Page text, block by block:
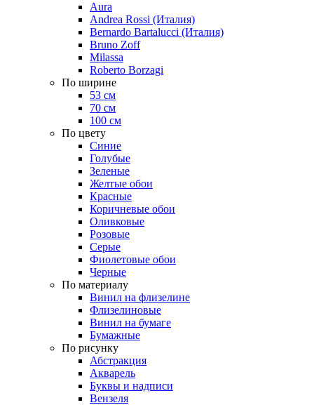
Aura
Andrea Rossi (Италия)
Bernardo Bartalucci (Италия)
Bruno Zoff
Milassa
Roberto Borzagi
По ширине
53 см
70 см
100 см
По цвету
Синие
Голубые
Зеленые
Желтые обои
Красные
Коричневые обои
Оливковые
Розовые
Серые
Фиолетовые обои
Черные
По материалу
Винил на флизелине
Флизелиновые
Винил на бумаге
Бумажные
По рисунку
Абстракция
Акварель
Буквы и надписи
Вензеля